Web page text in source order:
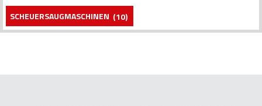
SCHEUERSAUGMASCHINEN (10)